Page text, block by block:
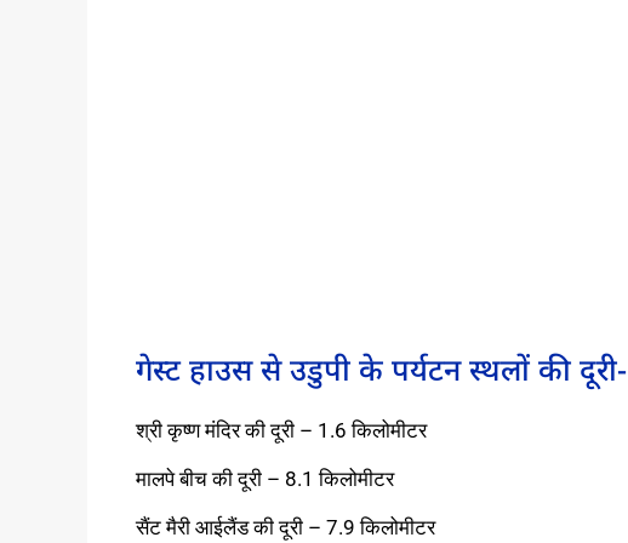
गेस्ट हाउस से उडुपी के पर्यटन स्थलों की दूरी-
श्री कृष्ण मंदिर की दूरी – 1.6 किलोमीटर
मालपे बीच की दूरी – 8.1 किलोमीटर
सैंट मैरी आईलैंड की दूरी – 7.9 किलोमीटर